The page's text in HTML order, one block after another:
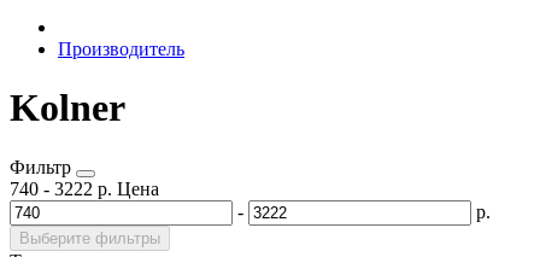
Производитель
Kolner
Фильтр
740 - 3222 р. Цена
-
р.
Выберите фильтры